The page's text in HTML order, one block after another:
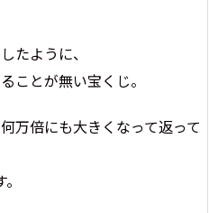
たように、
ことが無い宝くじ。
万倍にも大きくなって返って